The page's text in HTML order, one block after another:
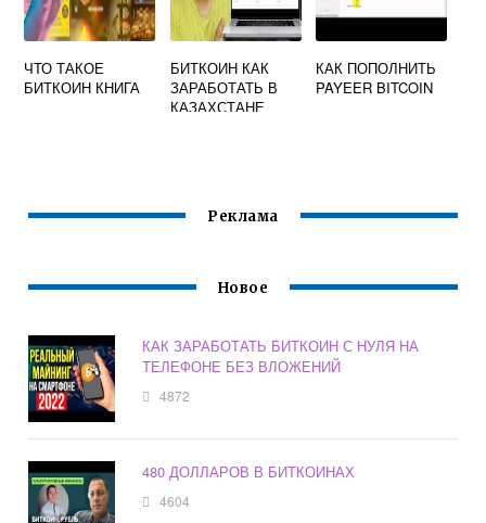
ЧТО ТАКОЕ
БИТКОИН КНИГА
БИТКОИН КАК
ЗАРАБОТАТЬ В
КАЗАХСТАНЕ
КАК ПОПОЛНИТЬ
PAYEER BITCOIN
Реклама
Новое
КАК ЗАРАБОТАТЬ БИТКОИН С НУЛЯ НА
ТЕЛЕФОНЕ БЕЗ ВЛОЖЕНИЙ
4872
480 ДОЛЛАРОВ В БИТКОИНАХ
4604